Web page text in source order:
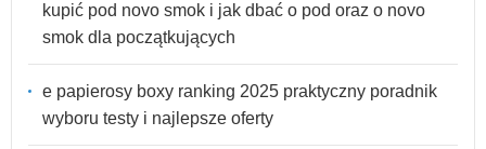
kupić pod novo smok i jak dbać o pod oraz o novo
smok dla początkujących
e papierosy boxy ranking 2025 praktyczny poradnik
wyboru testy i najlepsze oferty